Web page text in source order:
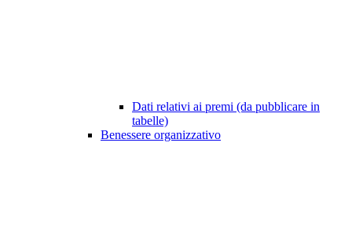
Dati relativi ai premi (da pubblicare in
tabelle)
Benessere organizzativo